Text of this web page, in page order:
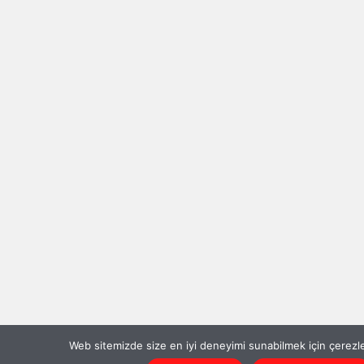
Web sitemizde size en iyi deneyimi sunabilmek için